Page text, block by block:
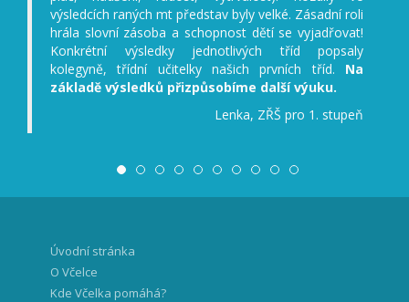
výsledcích raných mt představ byly velké. Zásadní roli
hrála slovní zásoba a schopnost dětí se vyjadřovat!
Konkrétní výsledky jednotlivých tříd popsaly
kolegyně, třídní učitelky našich prvních tříd. Na
základě výsledků přizpůsobíme další výuku.
Lenka, ZŘŠ pro 1. stupeň
Úvodní stránka
O Včelce
Kde Včelka pomáhá?